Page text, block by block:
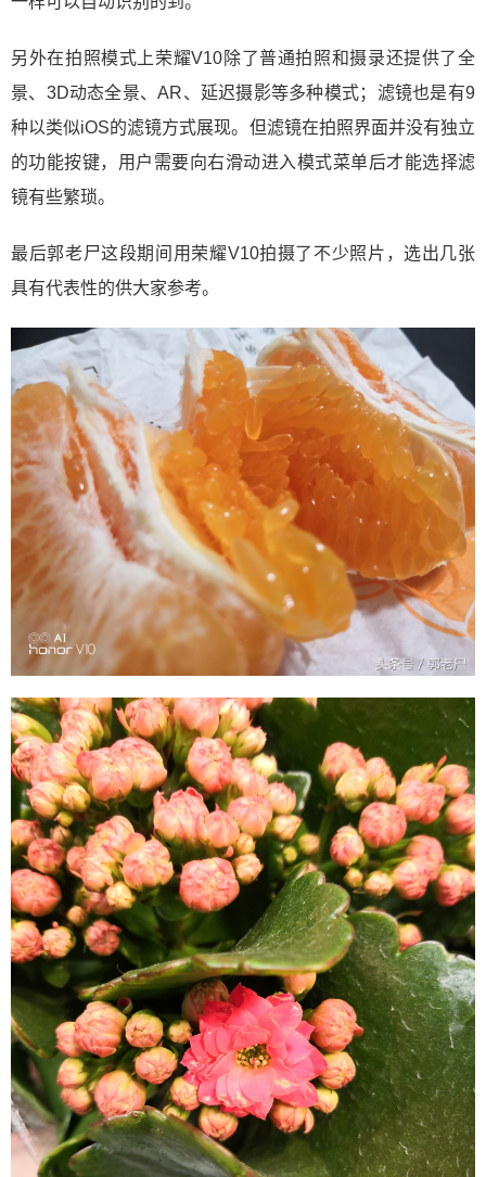
另外在拍照模式上荣耀V10除了普通拍照和摄录还提供了全
景、3D动态全景、AR、延迟摄影等多种模式；滤镜也是有9
种以类似iOS的滤镜方式展现。但滤镜在拍照界面并没有独立
的功能按键，用户需要向右滑动进入模式菜单后才能选择滤
镜有些繁琐。
最后郭老尸这段期间用荣耀V10拍摄了不少照片，选出几张
具有代表性的供大家参考。